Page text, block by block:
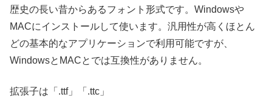
歴史の長い昔からあるフォント形式です。Windowsや
MACにインストールして使います。汎用性が高くほとん
どの基本的なアプリケーションで利用可能ですが、
WindowsとMACとでは互換性がありません。
拡張子は「.ttf」「.ttc」